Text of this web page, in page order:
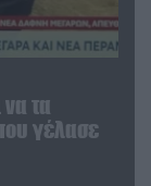
να τα
γέλασε